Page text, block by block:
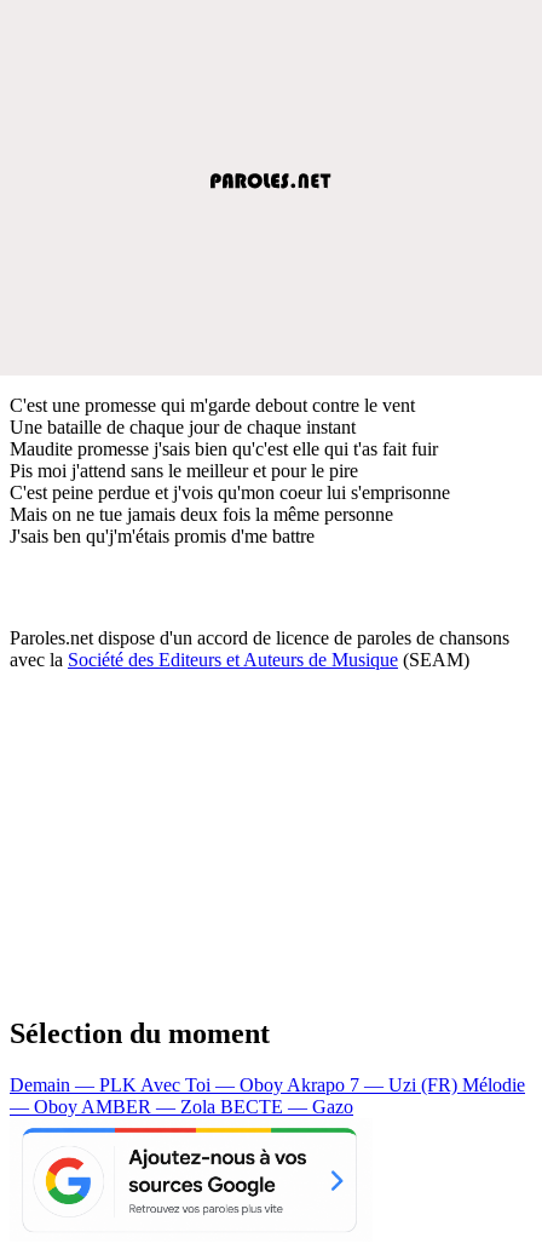
C'est une promesse qui m'garde debout contre le vent
Une bataille de chaque jour de chaque instant
Maudite promesse j'sais bien qu'c'est elle qui t'as fait fuir
Pis moi j'attend sans le meilleur et pour le pire
C'est peine perdue et j'vois qu'mon coeur lui s'emprisonne
Mais on ne tue jamais deux fois la même personne
J'sais ben qu'j'm'étais promis d'me battre
Paroles.net dispose d'un accord de licence de paroles de chansons
avec la Société des Editeurs et Auteurs de Musique (SEAM)
Sélection du moment
Demain — PLK Avec Toi — Oboy Akrapo 7 — Uzi (FR) Mélodie
— Oboy AMBER — Zola BECTE — Gazo